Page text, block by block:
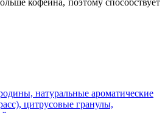
натуральные ароматические
цитрусовые гранулы,